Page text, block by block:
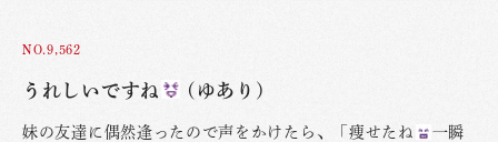
NO.9,562
うれしいですね (ゆあり)
妹の友達に偶然逢ったので声をかけたら、「痩せたね
一瞬